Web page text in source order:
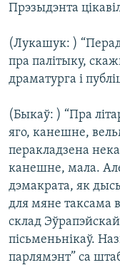
Прэзыдэнта
(Лукашук: )
пра палітыку,
драматурга і
(Быкаў: ) “Пра
яго, канешне,
перакладзена
канешне, мала.
дэмакрата, як
для мяне таксама
склад
пісьменьнікаў.
парлямэнт” са